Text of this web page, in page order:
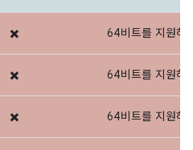
✖️ 64비트를 지원하
✖️ 64비트를 지원하
✖️ 64비트를 지원하